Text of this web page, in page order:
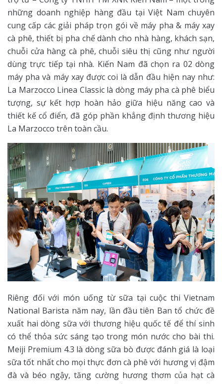
những doanh nghiệp hàng đầu tại Việt Nam chuyên
cung cấp các giải pháp trọn gói về máy pha & máy xay
cà phê, thiết bị pha chế dành cho nhà hàng, khách sạn,
chuỗi cửa hàng cà phê, chuỗi siêu thị cũng như người
dùng trực tiếp tại nhà. Kiến Nam đã chọn ra 02 dòng
máy pha và máy xay được coi là dẫn đầu hiện nay như:
La Marzocco Linea Classic là dòng máy pha cà phê biểu
tượng, sự kết hợp hoàn hảo giữa hiệu năng cao và
thiết kế cổ điển, đã góp phần khẳng định thương hiệu
La Marzocco trên toàn cầu.
Riêng đối với món uống từ sữa tại cuộc thi Vietnam
National Barista năm nay, lần đầu tiên Ban tổ chức đề
xuất hai dòng sữa với thương hiệu quốc tế để thí sinh
có thể thỏa sức sáng tạo trong món nước cho bài thi.
Meiji Premium 4.3 là dòng sữa bò được đánh giá là loại
sữa tốt nhất cho mọi thực đơn cà phê với hương vị đậm
đà và béo ngậy, tăng cường hương thơm của hạt cà